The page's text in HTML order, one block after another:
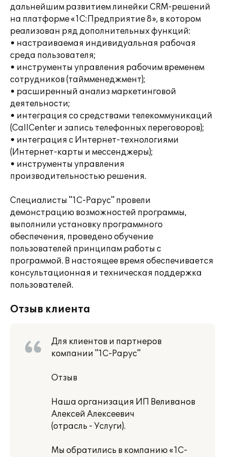
дальнейшим развитием линейки CRM-решений
на платформе «1С:Предприятие 8», в котором
реализован ряд дополнительных функций:
• настраиваемая индивидуальная рабочая
среда пользователя;
• инструменты управления рабочим временем
сотрудников (таймменеджмент);
• расширенный анализ маркетинговой
деятельности;
• интеграция со средствами телекоммуникаций
(CallCenter и запись телефонных переговоров);
• интеграция с Интернет-технологиями
(Интернет-карты и мессенджеры);
• инструменты управления
производительностью решения.
Специалисты "1С-Рарус" провели
демонстрацию возможностей программы,
выполнили установку программного
обеспечения, проведено обучение
пользователей принципам работы с
программой. В настоящее время обеспечивается
консультационная и техническая поддержка
пользователей.
Отзыв клиента
Для клиентов и партнеров
компании "1С-Рарус"
Отзыв
Наша организация ИП Веливанов
Алексей Алексеевич
(отрасль - Услуги).
Мы обратились в компанию «1С-